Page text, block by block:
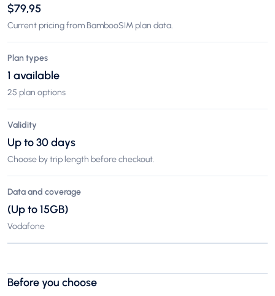
$79,95
Current pricing from BambooSIM plan data.
Plan types
1 available
25 plan options
Validity
Up to 30 days
Choose by trip length before checkout.
Data and coverage
(Up to 15GB)
Vodafone
Before you choose